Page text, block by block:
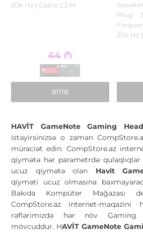
20k Hz | Cable 2.2 M
44 ₼
BITIB
Plug
20k Hz
HAVİT GameNote Gaming
istəyirsinizsə o zaman
müraciət edin. CompStore.az
qiymətə hər parametrdə
ucuz qiymətə olan Havit
qiyməti ucuz olmasına
Bakıda Kompüter Mağazası
CompStore.az internet-maqazini
rəflərimizdə hər növ Gaming
mövcuddur. HAVİT GameNote